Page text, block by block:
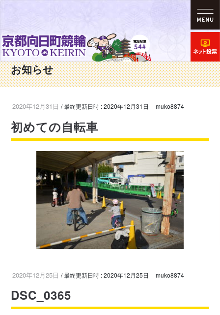
HOME お知らせ
チビッコのみんな～！競輪場で楽しく遊ぼうよ♪
初めての自転車
お知らせ
2020年12月31日 / 最終更新日時 :2020年12月31日 muko8874
初めての自転車
2020年12月25日 / 最終更新日時 :2020年12月25日 muko8874
DSC_0365